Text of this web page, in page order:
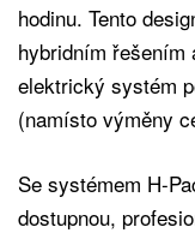
hodinu. Tento
hybridním řešením
elektrický systém
(namísto výměny
Se systémem H-
dostupnou,